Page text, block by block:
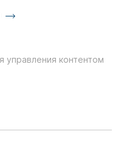
управления контентом